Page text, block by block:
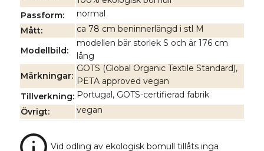
Passform
normal
Mått
ca 78 cm beninnerlängd i stl M
Modellbild
modellen bär storlek S och är 176 cm
lång
Märkningar
GOTS (Global Organic Textile Standard),
PETA approved vegan
Tillverkning
Portugal, GOTS-certifierad fabrik
Övrigt
vegan
Vid odling av ekologisk bomull tillåts inga